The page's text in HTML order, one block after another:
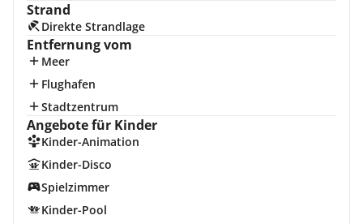
Strand
Direkte Strandlage
Entfernung vom
Meer
Flughafen
Stadtzentrum
Angebote für Kinder
Kinder-Animation
Kinder-Disco
Spielzimmer
Kinder-Pool